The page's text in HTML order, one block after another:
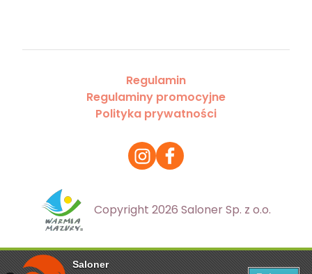
Saloner
Regulamin
Regulaminy promocyjne
Polityka prywatności
Copyright 2026 Saloner Sp. z o.o.